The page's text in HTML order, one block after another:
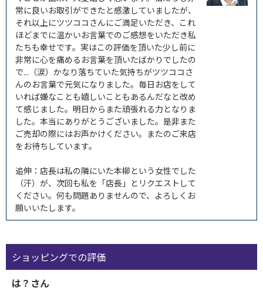
常に良いお取引ができたと感激していましたが、
それ以上にツツココさんにご満足いただき、これ
ほどまでに温かいお言葉でのご感想をいただき私
たちも幸せです。実はこの評価を頂いた少し前に
非常に心を痛めるお言葉を頂いたばかりでしたの
で...（涙）かなり落ちていた気持ちがツツココさ
んのお言葉で元気になりました。毎日お店をして
いれば嫌なことも嬉しいこともあるんだなと改め
て感じました。明日からまた頑張れる力となりま
した。本当にありがとうございました。是非また
ご売却の際にはお声かけください。またのご来店
をお待ちしています。
追伸：店長は私の隣にいた本柳という女性でした
（汗）が、次回も私を「店長」とリクエストして
ください。何も問題ありませんので、よろしくお
願いいたします。
ショッピングでの評価
は？さん